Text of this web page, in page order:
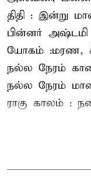
திதி : இன்று
பின்னர் அஷ்டமி
யோகம் :மரண,
நல்ல நேரம்
நல்ல நேரம்
ராகு காலம் :